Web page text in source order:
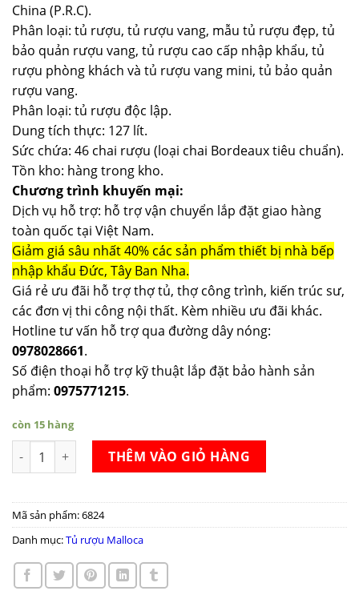
China (P.R.C).
Phân loại: tủ rượu, tủ rượu vang, mẫu tủ rượu đẹp, tủ
bảo quản rượu vang, tủ rượu cao cấp nhập khẩu, tủ
rượu phòng khách và tủ rượu vang mini, tủ bảo quản
rượu vang.
Phân loại: tủ rượu độc lập.
Dung tích thực: 127 lít.
Sức chứa: 46 chai rượu (loại chai Bordeaux tiêu chuẩn).
Tồn kho: hàng trong kho.
Chương trình khuyến mại:
Dịch vụ hỗ trợ: hỗ trợ vận chuyển lắp đặt giao hàng
toàn quốc tại Việt Nam.
Giảm giá sâu nhất 40% các sản phẩm thiết bị nhà bếp
nhập khẩu Đức, Tây Ban Nha.
Giá rẻ ưu đãi hỗ trợ thợ tủ, thợ công trình, kiến trúc sư,
các đơn vị thi công nội thất. Kèm nhiều ưu đãi khác.
Hotline tư vấn hỗ trợ qua đường dây nóng:
0978028661.
Số điện thoại hỗ trợ kỹ thuật lắp đặt bảo hành sản
phẩm: 0975771215.
còn 15 hàng
Tủ rượu Malloca MWC-46BG số lượng
THÊM VÀO GIỎ HÀNG
Mã sản phẩm:6824
Danh mục:Tủ rượu Malloca